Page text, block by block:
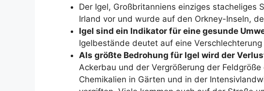
Der Igel, Großbritanniens einziges stacheliges
Irland vor und wurde auf den Orkney-Inseln,
Igel sind ein Indikator für eine gesunde
Igelbestände deutet auf eine
Als größte Bedrohung für Igel wird der
Ackerbau und der Vergrößerung der
Chemikalien in Gärten und in der